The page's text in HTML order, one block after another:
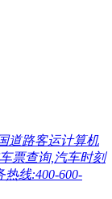
道路客运计算机
票查询,汽车时刻
线:400-600-